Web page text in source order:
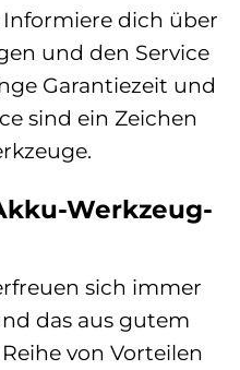
Informiere dich über
und den Service
Garantiezeit und
sind ein Zeichen
Werkzeug-
sich immer
das aus gutem
von Vorteilen